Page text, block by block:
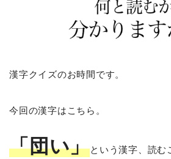
漢字クイズのお時間です。
今回の漢字はこちら。
「団い」という漢字、読む